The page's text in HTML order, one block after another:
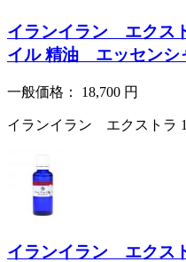
イランイラン エクス
イル 精油 エッセンシ
一般価格： 18,700 円
イランイラン エクストラ
イランイラン エクス